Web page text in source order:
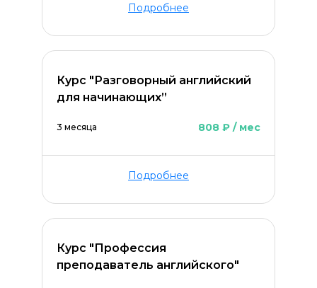
Подробнее
Курс "Разговорный английский
для начинающих”
3 месяца 808 ₽ / мес
Подробнее
Курс "Профессия
преподаватель английского"